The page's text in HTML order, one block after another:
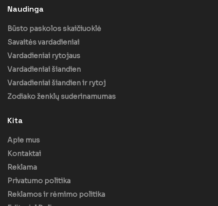
Naudinga
Būsto paskolos skaičiuoklė
Savaitės vardadieniai
Vardadieniai rytojaus
Vardadieniai šiandien
Vardadieniai šiandien ir rytoj
Zodiako ženklų suderinamumas
Kita
Apie mus
Kontaktai
Reklama
Privatumo politika
Reklamos ir rėmimo politika